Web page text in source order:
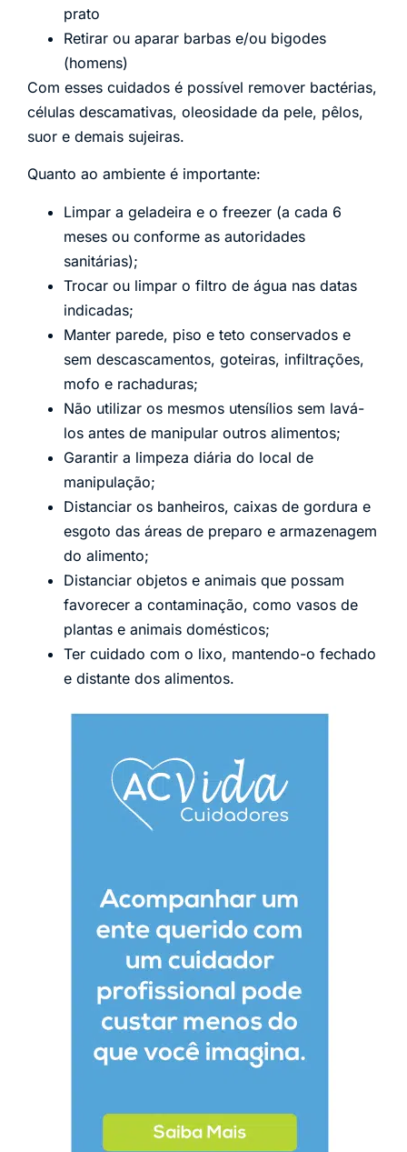
prato
Retirar ou aparar barbas e/ou bigodes
(homens)
Com esses cuidados é possível remover bactérias,
células descamativas, oleosidade da pele, pêlos,
suor e demais sujeiras.
Quanto ao ambiente é importante:
Limpar a geladeira e o freezer (a cada 6
meses ou conforme as autoridades
sanitárias);
Trocar ou limpar o filtro de água nas datas
indicadas;
Manter parede, piso e teto conservados e
sem descascamentos, goteiras, infiltrações,
mofo e rachaduras;
Não utilizar os mesmos utensílios sem lavá-
los antes de manipular outros alimentos;
Garantir a limpeza diária do local de
manipulação;
Distanciar os banheiros, caixas de gordura e
esgoto das áreas de preparo e armazenagem
do alimento;
Distanciar objetos e animais que possam
favorecer a contaminação, como vasos de
plantas e animais domésticos;
Ter cuidado com o lixo, mantendo-o fechado
e distante dos alimentos.